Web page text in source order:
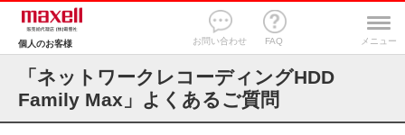
個人のお客様 お問い合わせ FAQ メニュー
「ネットワークレコーディングHDD
Family Max」よくあるご質問